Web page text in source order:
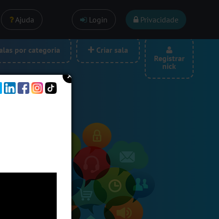
Ajuda Login Privacidade
por categoria
Criar sala
Registrar
nick